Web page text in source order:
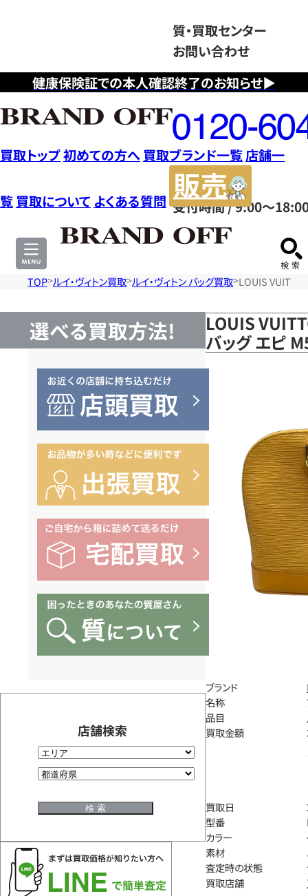
健康保険証での本人確認終了のお知らせ▶
質・買取センター
お問い合わせ
フ
リ
ー
ダ
イ
ヤ
ル
0120604117
受付時間 / 9:00～
買取トップ初めての方へ 買取ブランド一覧店舗一
覧 買取について よくある質問
サ
TOP ルイ・ヴィトン買取 ルイ・ヴィトン バッグ買取 LOUIS
選べる買取方法!
店舗検索
LOUIS
バッグ エピ
ブランド
名称
品目
買取金額
買取日
型番
カラー
素材
査定時の状態
買取店舗